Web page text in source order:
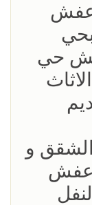
عفش
حي
الاثاث
الشقق و
عفش